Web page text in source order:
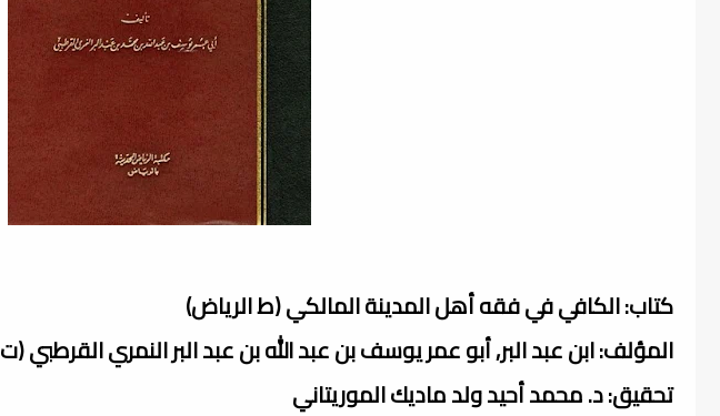
كتاب: الكافي في فقه أهل المدينة المالكي (ط الرياض)
المؤلف: ابن عبد البر, أبو عمر يوسف بن عبد الله بن عبد البر النمري القرطبي (ت 463هـ)
تحقيق: د. محمد أحيد ولد ماديك الموريتاني